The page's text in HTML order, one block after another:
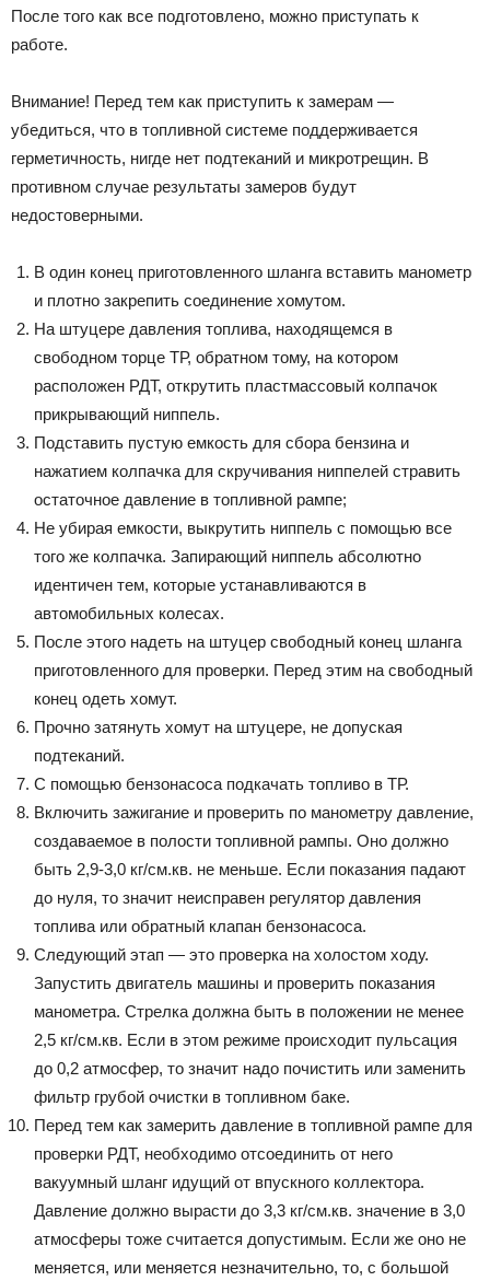
После того как все подготовлено, можно приступать к
работе.
Внимание! Перед тем как приступить к замерам —
убедиться, что в топливной системе поддерживается
герметичность, нигде нет подтеканий и микротрещин. В
противном случае результаты замеров будут
недостоверными.
В один конец приготовленного шланга вставить манометр
и плотно закрепить соединение хомутом.
На штуцере давления топлива, находящемся в
свободном торце ТР, обратном тому, на котором
расположен РДТ, открутить пластмассовый колпачок
прикрывающий ниппель.
Подставить пустую емкость для сбора бензина и
нажатием колпачка для скручивания ниппелей стравить
остаточное давление в топливной рампе;
Не убирая емкости, выкрутить ниппель с помощью все
того же колпачка. Запирающий ниппель абсолютно
идентичен тем, которые устанавливаются в
автомобильных колесах.
После этого надеть на штуцер свободный конец шланга
приготовленного для проверки. Перед этим на свободный
конец одеть хомут.
Прочно затянуть хомут на штуцере, не допуская
подтеканий.
С помощью бензонасоса подкачать топливо в ТР.
Включить зажигание и проверить по манометру давление,
создаваемое в полости топливной рампы. Оно должно
быть 2,9-3,0 кг/см.кв. не меньше. Если показания падают
до нуля, то значит неисправен регулятор давления
топлива или обратный клапан бензонасоса.
Следующий этап — это проверка на холостом ходу.
Запустить двигатель машины и проверить показания
манометра. Стрелка должна быть в положении не менее
2,5 кг/см.кв. Если в этом режиме происходит пульсация
до 0,2 атмосфер, то значит надо почистить или заменить
фильтр грубой очистки в топливном баке.
Перед тем как замерить давление в топливной рампе для
проверки РДТ, необходимо отсоединить от него
вакуумный шланг идущий от впускного коллектора.
Давление должно вырасти до 3,3 кг/см.кв. значение в 3,0
атмосферы тоже считается допустимым. Если же оно не
меняется, или меняется незначительно, то, с большой